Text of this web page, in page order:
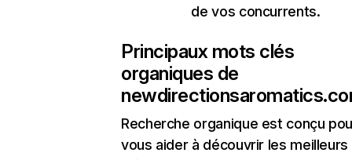
de vos concurrents.
Principaux mots clés
organiques de
Recherche organique est conçu
vous aider à découvrir les